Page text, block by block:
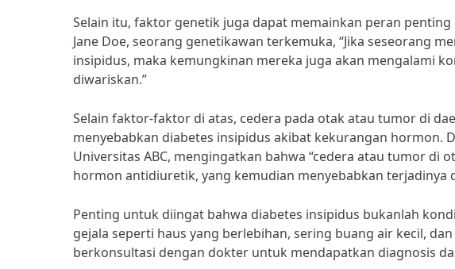
Selain itu, faktor genetik juga dapat memainkan peran
Jane Doe, seorang genetikawan terkemuka, “Jika seseorang
insipidus, maka kemungkinan mereka juga akan mengalami
diwariskan.”
Selain faktor-faktor di atas, cedera pada otak atau tumor di
menyebabkan diabetes insipidus akibat kekurangan hormon.
Universitas ABC, mengingatkan bahwa “cedera atau tumor di
hormon antidiuretik, yang kemudian menyebabkan terjadinya
Penting untuk diingat bahwa diabetes insipidus bukanlah
gejala seperti haus yang berlebihan, sering buang air kecil,
berkonsultasi dengan dokter untuk mendapatkan diagnosis